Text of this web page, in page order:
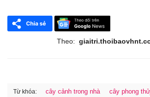
Theo:
Từ khóa: cây cảnh trong nhà cây phong